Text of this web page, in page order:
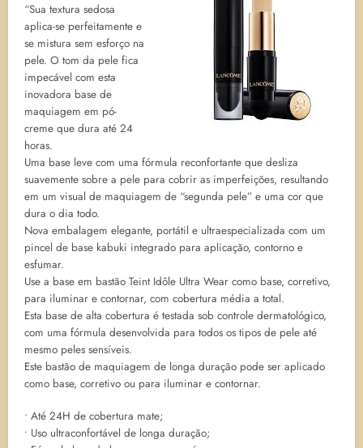
“Sua textura sedosa
aplica-se perfeitamente e
se mistura sem esforço na
pele. O tom da pele fica
impecável com esta
inovadora base de
maquiagem em pó-
creme que dura até 24
horas.
Uma base leve com uma fórmula reconfortante que desliza
suavemente sobre a pele para cobrir as imperfeições, resultando
em um visual de maquiagem de “segunda pele” e uma cor que
dura o dia todo.
Nova embalagem elegante, portátil e ultraespecializada com um
pincel de base kabuki integrado para aplicação, contorno e
esfumar.
Use a base em bastão Teint Idôle Ultra Wear como base, corretivo,
para iluminar e contornar, com cobertura média a total.
Esta base de alta cobertura é testada sob controle dermatológico,
com uma fórmula desenvolvida para todos os tipos de pele até
mesmo peles sensíveis.
Este bastão de maquiagem de longa duração pode ser aplicado
como base, corretivo ou para iluminar e contornar.
• Até 24H de cobertura mate;
• Uso ultraconfortável de longa duração;